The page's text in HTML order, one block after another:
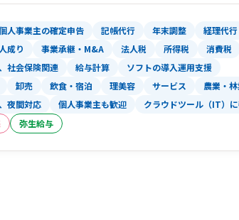
人事業主の確定申告 記帳代行 年末調整 経理代行
成り 事業承継・M&A 法人税 所得税 消費税
社会保険関連 給与計算 ソフトの導入運用支援
卸売 飲食・宿泊 理美容 サービス 農業・
夜間対応 個人事業主も歓迎 クラウドツール（IT）
弥生給与